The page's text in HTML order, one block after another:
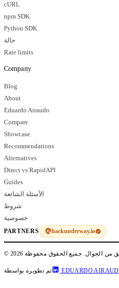
cURL
npm SDK
Python SDK
حالة
Rate limits
Company
Blog
About
Eduardo Airaudo
Compare
Showcase
Recommendations
Alternatives
Direct vs RapidAPI
Guides
الأسئلة الشائعة
شروط
خصوصية
PARTNERS hackunderway.io
تم تطويره بواسطة EDUARDO